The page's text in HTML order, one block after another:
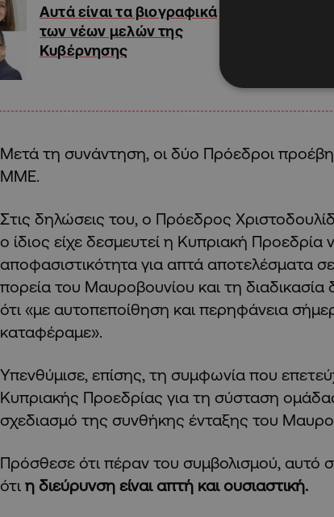
Αυτά είναι τα βιογραφικά
των νέων μελών της
Κυβέρνησης
Μετά τη συνάντηση, οι δύο Πρόεδροι
ΜΜΕ.
Στις δηλώσεις του, ο Πρόεδρος
ο ίδιος είχε δεσμευτεί η Κυπριακή Προεδρία
αποφασιστικότητα για απτά αποτελέσματα
πορεία του Μαυροβουνίου και τη
ότι «με αυτοπεποίθηση και περηφάνεια
καταφέραμε».
Υπενθύμισε, επίσης, τη συμφωνία που
Κυπριακής Προεδρίας για τη σύσταση
σχεδιασμό της συνθήκης ένταξης του
Πρόσθεσε ότι πέραν του συμβολισμού, αυτό
ότι η διεύρυνση είναι απτή και ουσιαστική.